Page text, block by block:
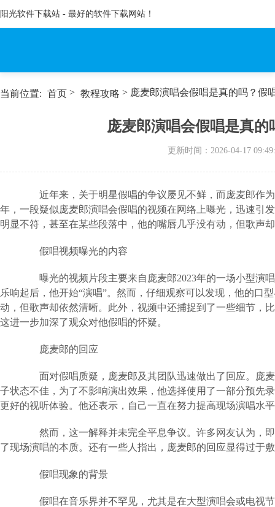
阳光软件下载站 - 最好的软件下载网站！
当前位置: 首页 > 教程攻略 > 庞麦郎演唱会假唱是真的吗？假
庞麦郎演唱会假唱是真
更新时间： 2026-04-17
近年来，关于明星假唱的争议屡见不鲜，而庞麦郎作为
年，一段疑似庞麦郎演唱会假唱的视频在网络上曝光，迅速引
明显不符，甚至在某些段落中，他的嘴唇几乎没有动，但歌声
假唱视频曝光的内容
曝光的视频片段主要来自庞麦郎2023年的一场小型演
乐响起后，他开始“演唱”。然而，仔细观察可以发现，他的口
动，但歌声却依然清晰。此外，视频中还捕捉到了一些细节，
这进一步加深了观众对他假唱的怀疑。
庞麦郎的回应
面对假唱质疑，庞麦郎及其团队迅速做出了回应。庞麦
子状态不佳，为了不影响演出效果，他选择使用了一部分预先
更好的视听体验。他还表示，自己一直在努力提高现场演唱水
然而，这一解释并未完全平息争议。许多网友认为，即
了现场演唱的本质。还有一些人指出，庞麦郎的回应显得过于
假唱现象的背景
假唱在音乐界并不罕见，尤其是在大型演唱会或电视节